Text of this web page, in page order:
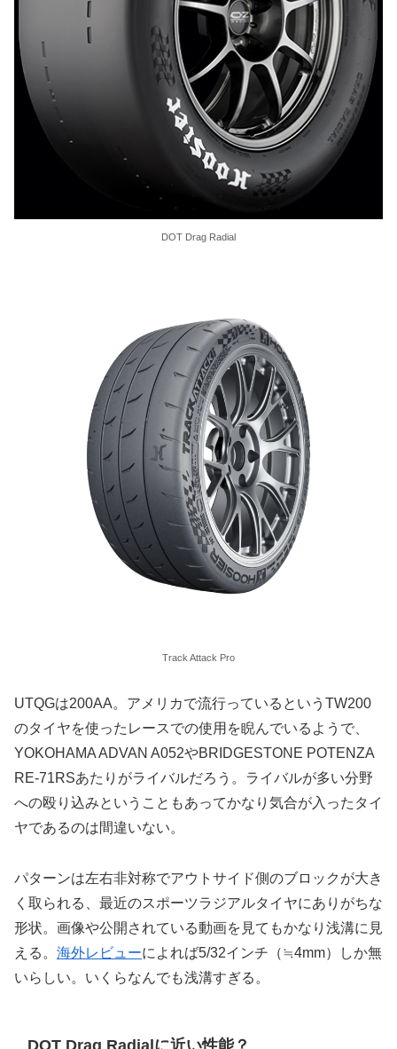
DOT Drag Radial
Track Attack Pro
UTQGは200AA。アメリカで流行っているというTW200
のタイヤを使ったレースでの使用を睨んでいるようで、
YOKOHAMA ADVAN A052やBRIDGESTONE POTENZA
RE-71RSあたりがライバルだろう。ライバルが多い分野
への殴り込みということもあってかなり気合が入ったタイ
ヤであるのは間違いない。
パターンは左右非対称でアウトサイド側のブロックが大き
く取られる、最近のスポーツラジアルタイヤにありがちな
形状。画像や公開されている動画を見てもかなり浅溝に見
える。 海外レビューによれば5/32インチ（≒4mm）しか無
いらしい。いくらなんでも浅溝すぎる。